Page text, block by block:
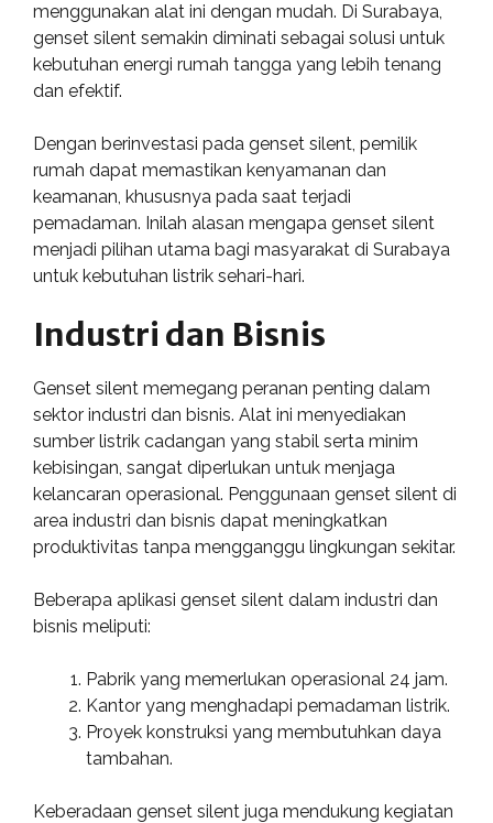
menggunakan alat ini dengan mudah. Di Surabaya,
genset silent semakin diminati sebagai solusi untuk
kebutuhan energi rumah tangga yang lebih tenang
dan efektif.
Dengan berinvestasi pada genset silent, pemilik
rumah dapat memastikan kenyamanan dan
keamanan, khususnya pada saat terjadi
pemadaman. Inilah alasan mengapa genset silent
menjadi pilihan utama bagi masyarakat di Surabaya
untuk kebutuhan listrik sehari-hari.
Industri dan Bisnis
Genset silent memegang peranan penting dalam
sektor industri dan bisnis. Alat ini menyediakan
sumber listrik cadangan yang stabil serta minim
kebisingan, sangat diperlukan untuk menjaga
kelancaran operasional. Penggunaan genset silent di
area industri dan bisnis dapat meningkatkan
produktivitas tanpa mengganggu lingkungan sekitar.
Beberapa aplikasi genset silent dalam industri dan
bisnis meliputi:
Pabrik yang memerlukan operasional 24 jam.
Kantor yang menghadapi pemadaman listrik.
Proyek konstruksi yang membutuhkan daya
tambahan.
Keberadaan genset silent juga mendukung kegiatan